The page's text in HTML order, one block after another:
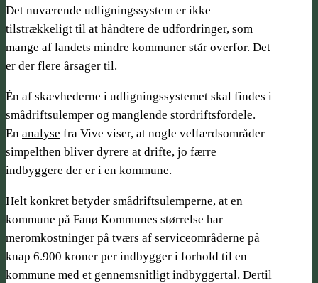
Det nuværende udligningssystem er ikke
tilstrækkeligt til at håndtere de udfordringer, som
mange af landets mindre kommuner står overfor. Det
er der flere årsager til.
Én af skævhederne i udligningssystemet skal findes i
smådriftsulemper og manglende stordriftsfordele.
En analyse fra Vive viser, at nogle velfærdsområder
simpelthen bliver dyrere at drifte, jo færre
indbyggere der er i en kommune.
Helt konkret betyder smådriftsulemperne, at en
kommune på Fanø Kommunes størrelse har
meromkostninger på tværs af serviceområderne på
knap 6.900 kroner per indbygger i forhold til en
kommune med et gennemsnitligt indbyggertal. Dertil